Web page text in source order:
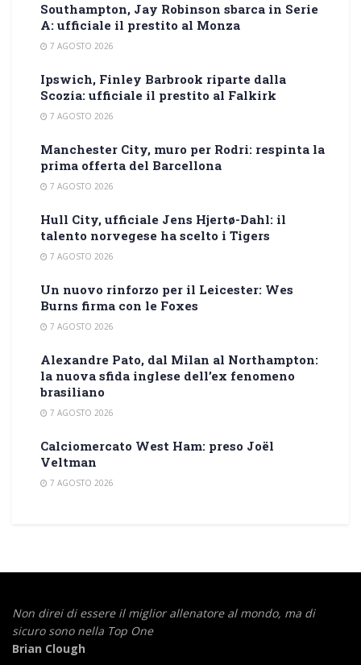
Southampton, Jay Robinson sbarca in Serie
A: ufficiale il prestito al Monza
7 AGOSTO 2026
Ipswich, Finley Barbrook riparte dalla
Scozia: ufficiale il prestito al Falkirk
7 AGOSTO 2026
Manchester City, muro per Rodri: respinta la
prima offerta del Barcellona
7 AGOSTO 2026
Hull City, ufficiale Jens Hjertø-Dahl: il
talento norvegese ha scelto i Tigers
7 AGOSTO 2026
Un nuovo rinforzo per il Leicester: Wes
Burns firma con le Foxes
7 AGOSTO 2026
Alexandre Pato, dal Milan al Northampton:
la nuova sfida inglese dell’ex fenomeno
brasiliano
7 AGOSTO 2026
Calciomercato West Ham: preso Joël
Veltman
7 AGOSTO 2026
Non direi di essere il miglior allenatore al mondo, ma di
sicuro sono nella Top One
Brian Clough